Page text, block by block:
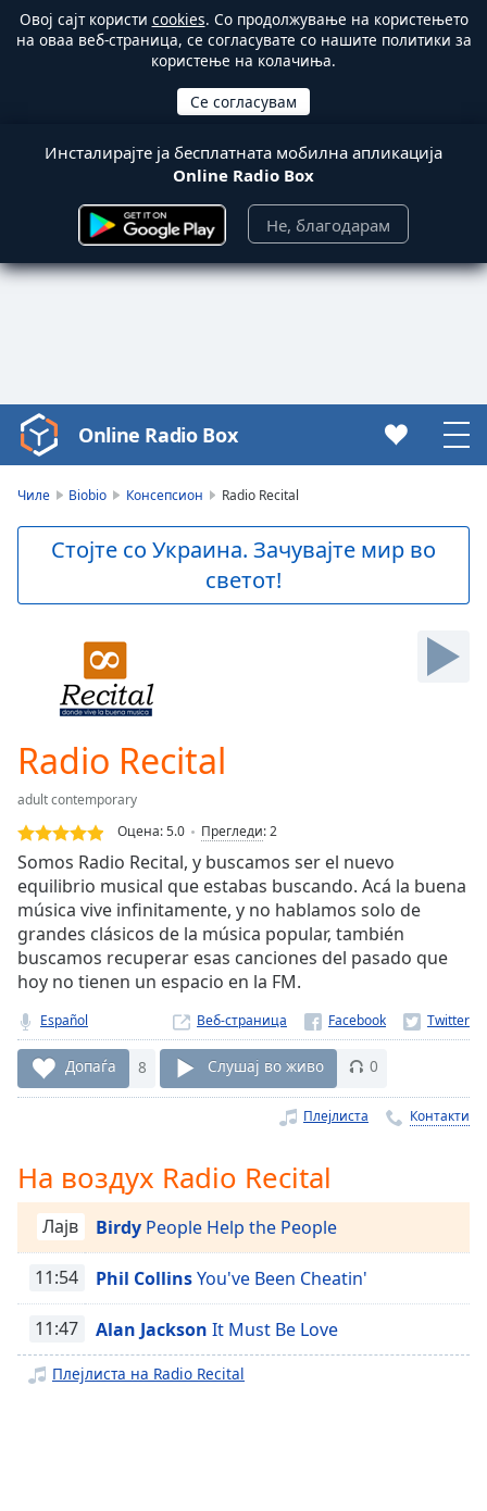
Овој сајт користи cookies. Со продолжување на користењето
на оваа веб-страница, се согласувате со нашите политики за
користење на колачиња.
Инсталирајте ја бесплатната мобилна апликација
Online Radio Box
Не, благодарам
Video
Player
Skip
Current
Loaded:
0.00%
Stream
TypeLIVE
Seek to
currently
behind
live
Remaining
Time-
1x
Chapters
Chapters
Descriptions
descriptions
off,
Online Radio Box
Чиле Biobio Консепсион Radio Recital
Стојте со Украина. Зачувајте мир во
светот!
Radio Recital
adult contemporary
Оцена:5.0 Прегледи:2
Somos Radio Recital, y buscamos ser el nuevo
equilibrio musical que estabas buscando. Acá la buena
música vive infinitamente, y no hablamos solo de
grandes clásicos de la música popular, también
buscamos recuperar esas canciones del pasado que
hoy no tienen un espacio en la FM.
Español Веб-страница
Допаѓа 8 Слушај во живо 0
Плејлиста Контакти
На воздух Radio Recital
Лајв Birdy People Help the People
11:54 Phil CollinsYou've Been Cheatin'
11:47 Alan Jackson It Must Be Love
Плејлиста на Radio Recital